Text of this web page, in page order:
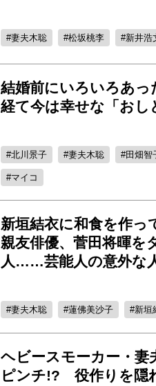
妻夫木聡 松坂桃李 新井浩
結婚前にいろいろあ
経て今は幸せな「おし
北川景子 妻夫木聡 田畑智
マイコ
新垣結衣に和食を作っ
親友俳優、菅田将暉を
人……芸能人の意外な
妻夫木聡 蓮佛美沙子 新垣
ヘビースモーカー・妻
ピンチ!? 役作りを隠